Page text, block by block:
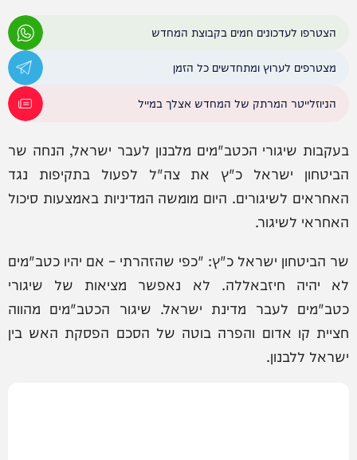
הצטרפו לעדכונים חמים בקבוצת המחדש
מצטרפים לערוץ ומתחדשים כל הזמן
הניוזלייטר המרתק של המחדש אצלך במייל
בעקבות שיגורי הכטב"מים מלבנון לעבר ישראל, הנחה שר
הביטחון ישראל כ"ץ את צה"ל לפעול בתקיפות נגד
האחראים לשיגורים. היום מומשה המדיניות באמצעות סיכול
האחראי לשיגור.
שר הביטחון ישראל כ"ץ: "כפי שהזהרתי – אם יהיו כטב"מים
לא יהיה חיזבאללה. לא נאפשר מציאות של שיגורי
כטב"מים לעבר מדינת ישראל. שיגור הכטב"מים מהווה
חציית קו אדום והפרה בוטה של הסכם הפסקת האש בין
ישראל ללבנון.